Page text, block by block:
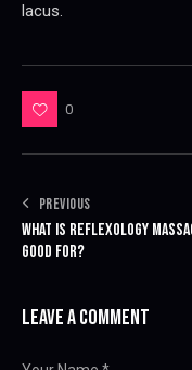
lacus.
0
PREVIOUS
WHAT IS REFLEXOLOGY
GOOD FOR?
LEAVE A COMMENT